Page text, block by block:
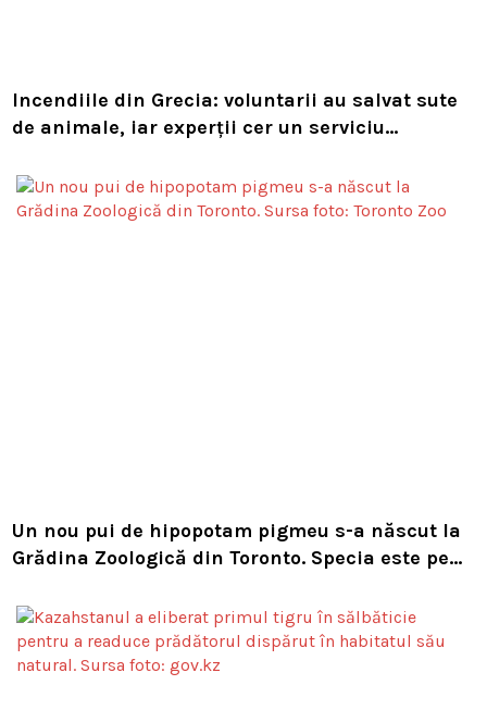
Incendiile din Grecia: voluntarii au salvat sute
de animale, iar experții cer un serviciu
Un nou pui de hipopotam pigmeu s-a născut la
Grădina Zoologică din Toronto. Specia este pe